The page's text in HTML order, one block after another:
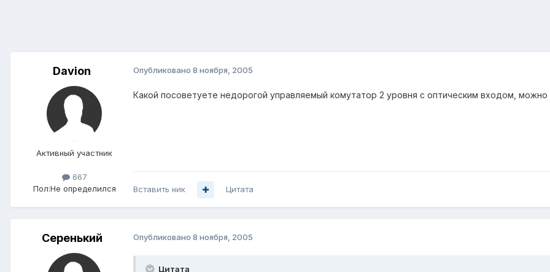
Davion
Активный участник
667
Пол:Не определился
Опубликовано 8 ноября, 2005
Какой посоветуете недорогой управляемый комутатор 2 уровня с оптическим входом,
Вставить ник Цитата
Серенький Опубликовано 8 ноября, 2005
Цитата